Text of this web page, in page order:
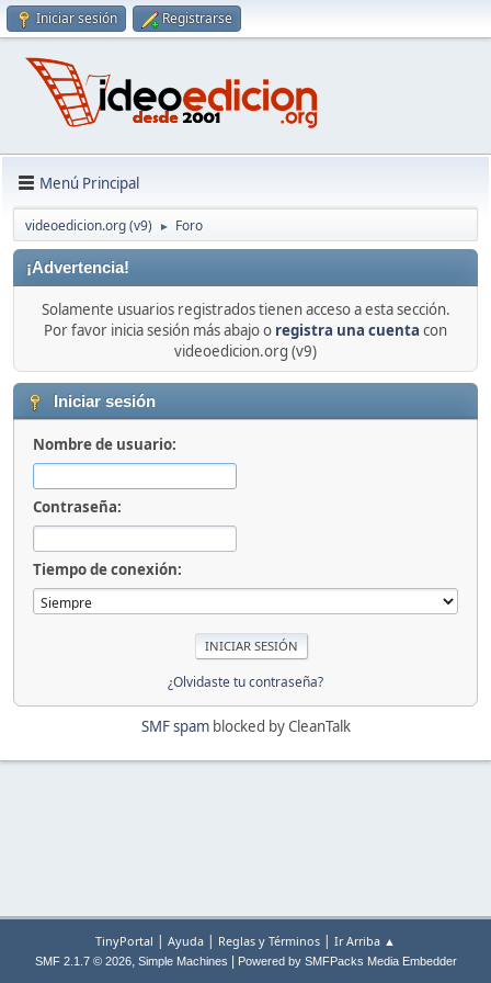
Iniciar sesión Registrarse
Menú Principal
videoedicion.org (v9) ► Foro
¡Advertencia!
Solamente usuarios registrados tienen acceso a esta sección.
Por favor inicia sesión más abajo o registra una cuenta con
videoedicion.org (v9)
Iniciar sesión
Nombre de usuario:
Contraseña:
Tiempo de conexión:
¿Olvidaste tu contraseña?
SMF spamblocked by CleanTalk
TinyPortal | Ayuda | Reglas y Términos | Ir Arriba ▲
SMF 2.1.7 © 2026, Simple Machines Powered by SMFPacks Media Embedder